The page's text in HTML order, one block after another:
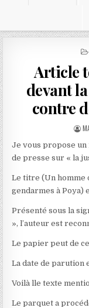
Article
devant
contre
Je vous propose
de presse sur « la
Le titre (Un homme
gendarmes à Poya)
Présenté sous la
», l’auteur est
Le papier peut de
La date de parution
Voilà lle texte
Le parquet a